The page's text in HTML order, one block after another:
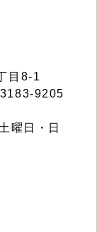
目 8-1
9205
曜日・日